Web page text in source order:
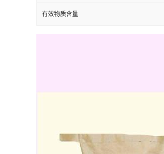
有效物质含量